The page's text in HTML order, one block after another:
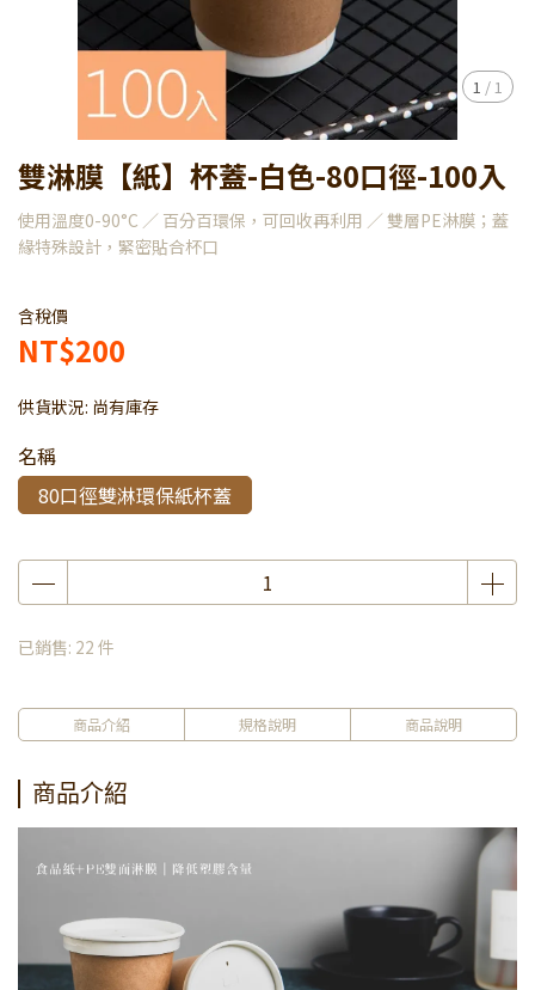
1 / 1
雙淋膜【紙】杯蓋-白色-80口徑-100入
使用溫度0-90°C ／ 百分百環保，可回收再利用 ／ 雙層PE淋膜；蓋
緣特殊設計，緊密貼合杯口
含稅價
NT$200
供貨狀況: 尚有庫存
名稱
80口徑雙淋環保紙杯蓋
已銷售: 22 件
商品介紹 規格說明 商品說明
商品介紹